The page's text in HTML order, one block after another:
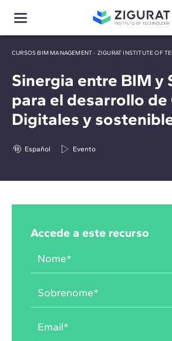
CURSOS BIM MANAGEMENT - ZIGURAT INSTITUTE OF
Sinergia entre BIM y
para el desarrollo de
Digitales y
Español Evento
Accede a este recurso